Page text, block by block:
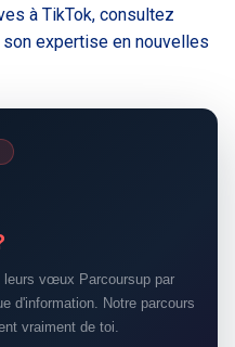
à TikTok, consultez
son expertise en nouvelles
leurs vœux Parcoursup par
d'information. Notre parcours
vraiment de toi.